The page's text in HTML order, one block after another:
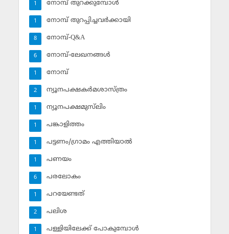
നോമ്പ് തുറക്കുമ്പോള്‍
1
നോമ്പ് തുറപ്പിച്ചവര്‍ക്കായി
1
നോമ്പ്-Q&A
8
നോമ്പ്-ലേഖനങ്ങള്‍
6
നോമ്പ്‌
1
ന്യൂനപക്ഷകര്‍മശാസ്ത്രം
2
ന്യൂനപക്ഷമുസ്‌ലിം
1
പങ്കാളിത്തം
1
പട്ടണം/ഗ്രാമം എത്തിയാല്‍
1
പണയം
1
പരലോകം
6
പറയേണ്ടത്
1
പലിശ
2
പള്ളിയിലേക്ക് പോകുമ്പോള്‍
1